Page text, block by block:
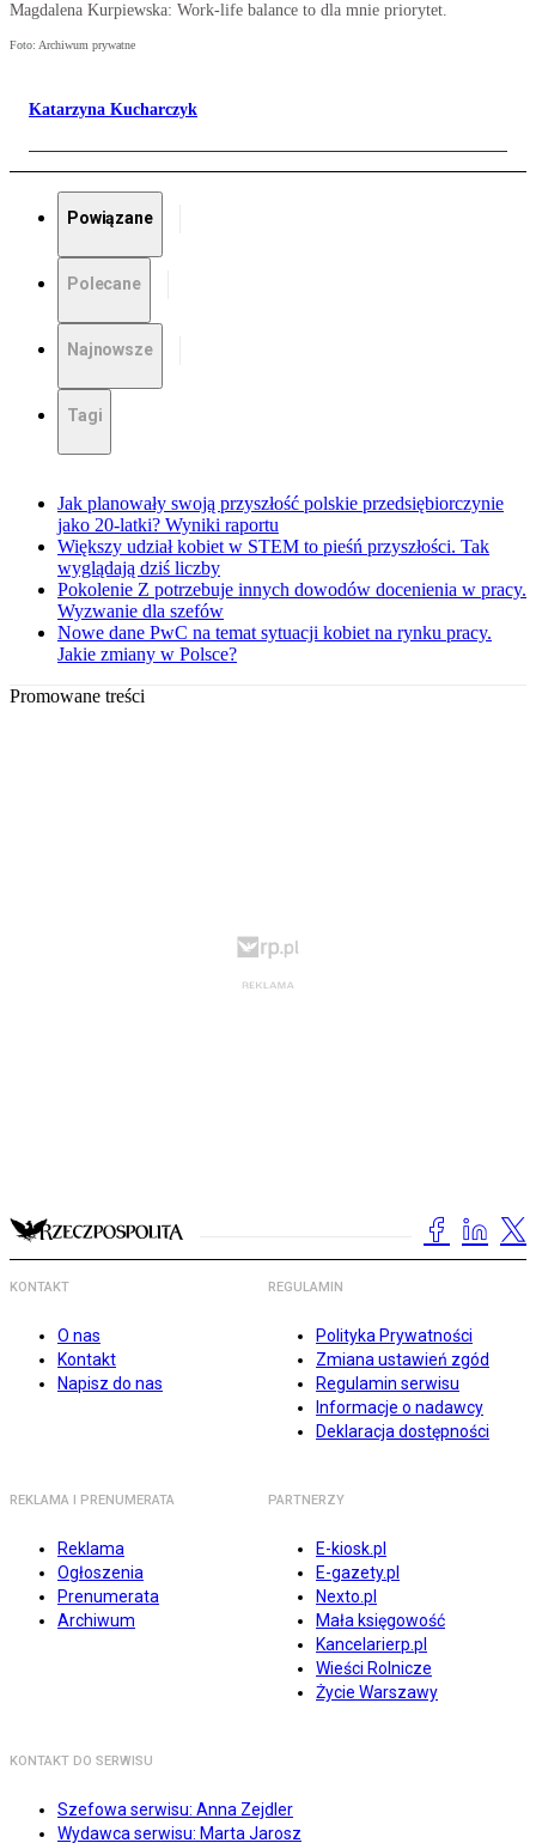
Magdalena Kurpiewska: Work-life balance to dla mnie priorytet.
Foto: Archiwum prywatne
Katarzyna Kucharczyk
Powiązane
Polecane
Najnowsze
Tagi
Jak planowały swoją przyszłość polskie przedsiębiorczynie
jako 20-latki? Wyniki raportu
Większy udział kobiet w STEM to pieśń przyszłości. Tak
wyglądają dziś liczby
Pokolenie Z potrzebuje innych dowodów docenienia w pracy.
Wyzwanie dla szefów
Nowe dane PwC na temat sytuacji kobiet na rynku pracy.
Jakie zmiany w Polsce?
Promowane treści
KONTAKT
O nas
Kontakt
Napisz do nas
REGULAMIN
Polityka Prywatności
Zmiana ustawień zgód
Regulamin serwisu
Informacje o nadawcy
Deklaracja dostępności
REKLAMA I PRENUMERATA
Reklama
Ogłoszenia
Prenumerata
Archiwum
PARTNERZY
E-kiosk.pl
E-gazety.pl
Nexto.pl
Mała księgowość
Kancelarierp.pl
Wieści Rolnicze
Życie Warszawy
KONTAKT DO SERWISU
Szefowa serwisu: Anna Zejdler
Wydawca serwisu: Marta Jarosz